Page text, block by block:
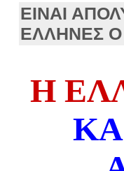
ΕΙΝΑΙ
ΕΛΛΗΝΕΣ
Η